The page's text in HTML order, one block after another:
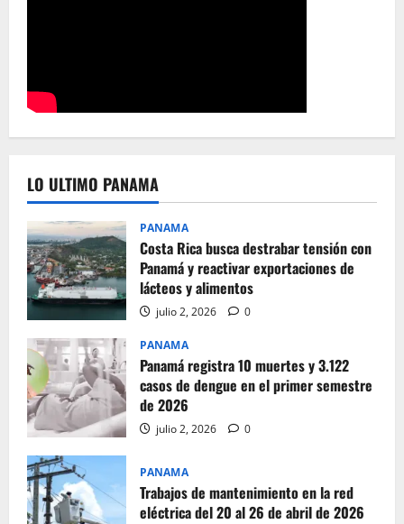
LO ULTIMO PANAMA
PANAMA
Costa Rica busca destrabar tensión con
Panamá y reactivar exportaciones de
lácteos y alimentos
julio 2, 2026 0
PANAMA
Panamá registra 10 muertes y 3.122
casos de dengue en el primer semestre
de 2026
julio 2, 2026 0
PANAMA
Trabajos de mantenimiento en la red
eléctrica del 20 al 26 de abril de 2026